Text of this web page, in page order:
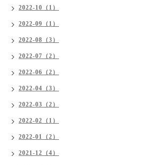
2022-10（1）
2022-09（1）
2022-08（3）
2022-07（2）
2022-06（2）
2022-04（3）
2022-03（2）
2022-02（1）
2022-01（2）
2021-12（4）